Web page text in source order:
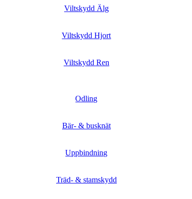
Viltskydd Älg
Viltskydd Hjort
Viltskydd Ren
Odling
Bär- & busknät
Uppbindning
Träd- & stamskydd